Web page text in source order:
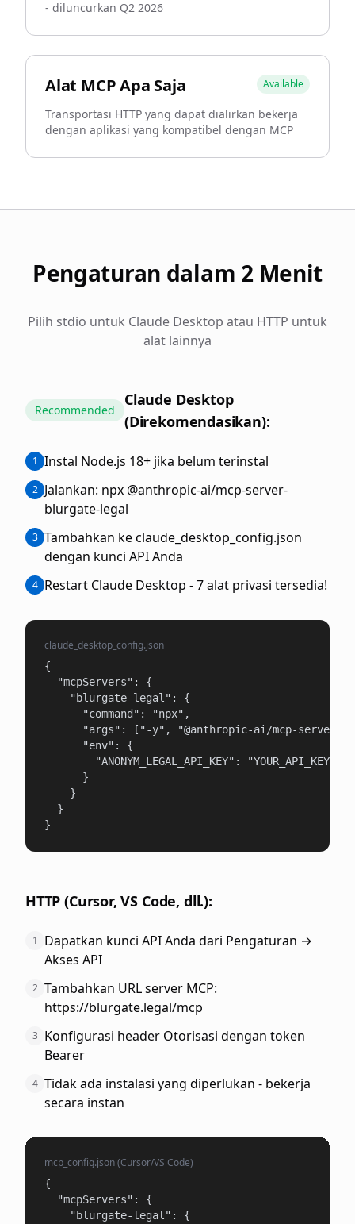
- diluncurkan Q2 2026
Alat MCP Apa Saja Available
Transportasi HTTP yang dapat dialirkan bekerja
dengan aplikasi yang kompatibel dengan MCP
Pengaturan dalam 2 Menit
Pilih stdio untuk Claude Desktop atau HTTP untuk
alat lainnya
Recommended
Claude Desktop
(Direkomendasikan):
1 Instal Node.js 18+ jika belum terinstal
2 Jalankan: npx @anthropic-ai/mcp-server-
blurgate-legal
3 Tambahkan ke claude_desktop_config.json
dengan kunci API Anda
4 Restart Claude Desktop - 7 alat privasi tersedia!
claude_desktop_config.json
{
  "mcpServers": {
    "blurgate-legal": {
      "command": "npx",
"args": ["-y", "@anthropic-ai/mcp-server-
      "env": {
        "ANONYM_LEGAL_API_KEY": "YOUR_API_KEY"
      }
    }
  }
}
HTTP (Cursor, VS Code, dll.):
1
Dapatkan kunci API Anda dari Pengaturan →
Akses API
2 Tambahkan URL server MCP:
https://blurgate.legal/mcp
3 Konfigurasi header Otorisasi dengan token
Bearer
4 Tidak ada instalasi yang diperlukan - bekerja
secara instan
mcp_config.json (Cursor/VS Code)
{
  "mcpServers": {
    "blurgate-legal": {